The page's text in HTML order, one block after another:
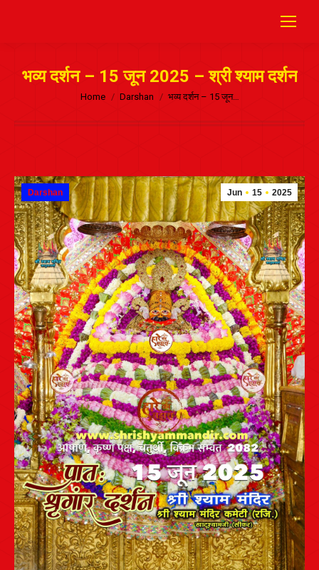
भव्य दर्शन – 15 जून 2025 – श्री श्याम दर्शन
Home Darshan भव्य दर्शन – 15 जून…
Jun 15 2025
Darshan